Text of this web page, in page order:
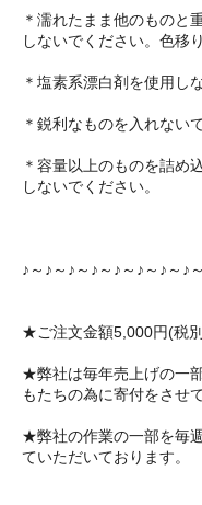
＊濡れたまま他のものと
しないでください。色移
＊塩素系漂白剤を使用し
＊鋭利なものを入れない
＊容量以上のものを詰め
しないでください。
♪～♪～♪～♪～♪～♪～♪～♪
★ご注文金額5,000円(税
★弊社は毎年売上げの一
もたちの為に寄付をさせ
★弊社の作業の一部を毎
ていただいております。